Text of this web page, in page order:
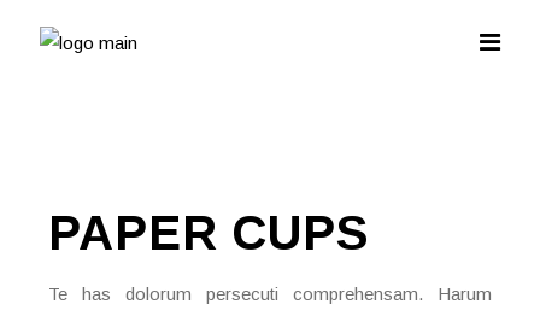
PAPER CUPS
Te has dolorum persecuti comprehensam. Harum